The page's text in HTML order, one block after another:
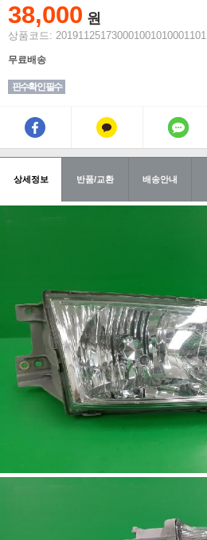
38,000 원
상품코드: 201911251730001001010001101
무료배송
핀수확인 필수
상세정보 반품/교환 배송안내